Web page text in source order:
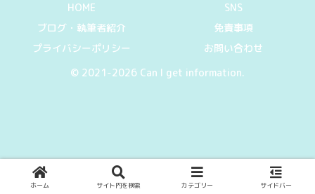
HOME
SNS
ブログ・執筆者紹介
免責事項
プライバシーポリシー
お問い合わせ
© 2021-2026 Can I get information.
ホーム サイト内を検索 カテゴリー サイドバー